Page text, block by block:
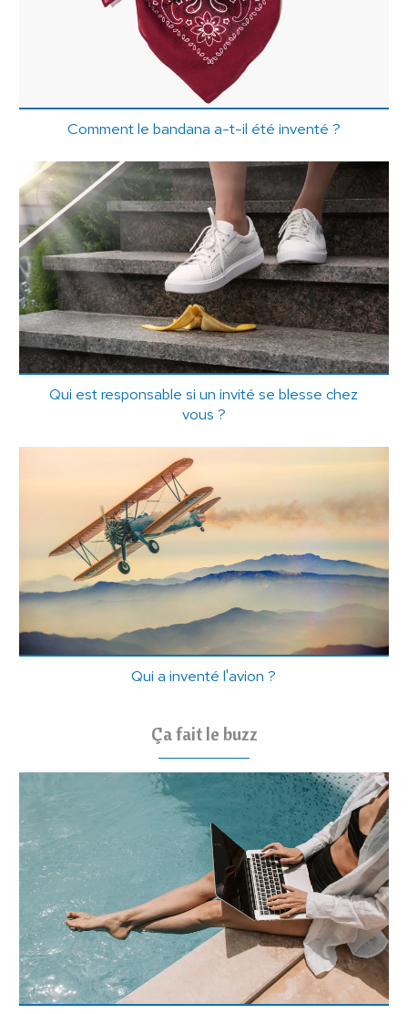
Comment le bandana a-t-il été inventé ?
Qui est responsable si un invité se blesse chez
vous ?
Qui a inventé l'avion ?
Ça fait le buzz